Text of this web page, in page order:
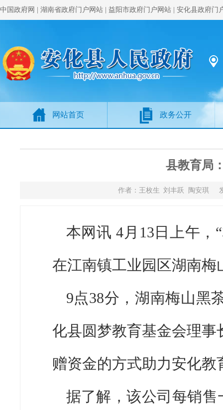
中国政府网 湖南省政府门户网站 益阳市政府门户网站 安化县政府门
网站首页 政务公开
县教育局
作者：王枚生 刘丰跃 陶安琪
本网讯 4月13日上午，
在江南镇工业园区湖南
9点38分，湖南梅山黑
化县圆梦教育基金会理
赠资金的方式助力安化教
据了解，该公司每销售